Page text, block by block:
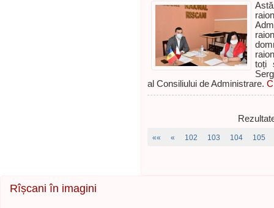
toți
al Consiliului de Administrare.
«« « 102 103 104 105
Rîșcani în imagini